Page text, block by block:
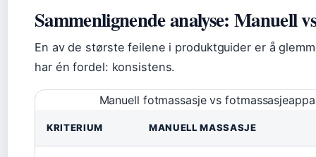
Sammenlignende analyse: Manuell
En av de største feilene i produktguider er å
har én fordel: konsistens.
Manuell fotmassasje vs
KRITERIUM MANUELL MASSASJE